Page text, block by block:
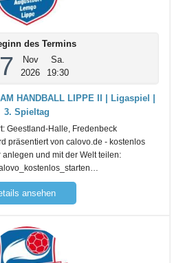
des Termins
Nov
2026
Sa.
19:30
HANDBALL LIPPE II | Ligaspiel |
3. Spieltag
Geestland-Halle, Fredenbeck
präsentiert von calovo.de - kostenlos
und mit der Welt teilen:
ansehen